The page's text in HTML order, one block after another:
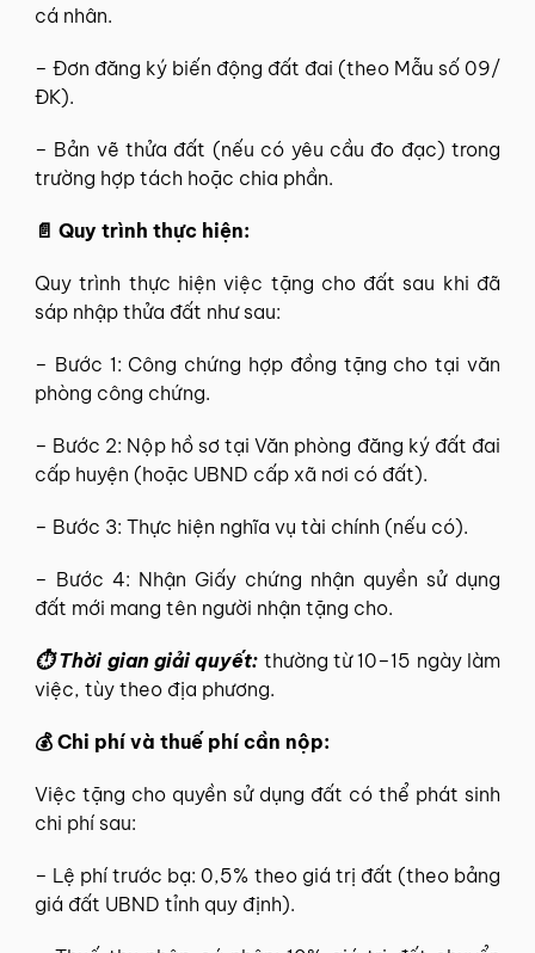
cá nhân.
– Đơn đăng ký biến động đất đai (theo Mẫu số 09/
ĐK).
– Bản vẽ thửa đất (nếu có yêu cầu đo đạc) trong
trường hợp tách hoặc chia phần.
📄 Quy trình thực hiện:
Quy trình thực hiện việc tặng cho đất sau khi đã
sáp nhập thửa đất như sau:
– Bước 1: Công chứng hợp đồng tặng cho tại văn
phòng công chứng.
– Bước 2: Nộp hồ sơ tại Văn phòng đăng ký đất đai
cấp huyện (hoặc UBND cấp xã nơi có đất).
– Bước 3: Thực hiện nghĩa vụ tài chính (nếu có).
– Bước 4: Nhận Giấy chứng nhận quyền sử dụng
đất mới mang tên người nhận tặng cho.
⏱ Thời gian giải quyết: thường từ 10–15 ngày làm
việc, tùy theo địa phương.
💰 Chi phí và thuế phí cần nộp:
Việc tặng cho quyền sử dụng đất có thể phát sinh
chi phí sau:
– Lệ phí trước bạ: 0,5% theo giá trị đất (theo bảng
giá đất UBND tỉnh quy định).